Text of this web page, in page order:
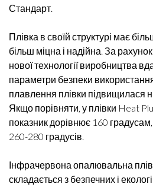
Стандарт.
Плівка в своїй структурі має
більш міцна і надійна. За
нової технології виробництва
параметри безпеки
плавлення плівки підвищилася
Якщо порівняти, у плівки Heat
показник дорівнює 160
260-280 градусів.
Інфрачервона опалювальна
складається з безпечних і